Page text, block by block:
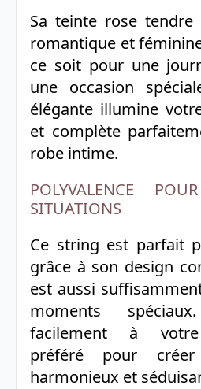
Sa teinte rose
romantique et
ce soit pour une
une occasion
élégante illumine
et complète
robe intime.
POLYVALENCE
SITUATIONS
Ce string est parfait
grâce à son design
est aussi
moments
facilement à votre
préféré pour
harmonieux et